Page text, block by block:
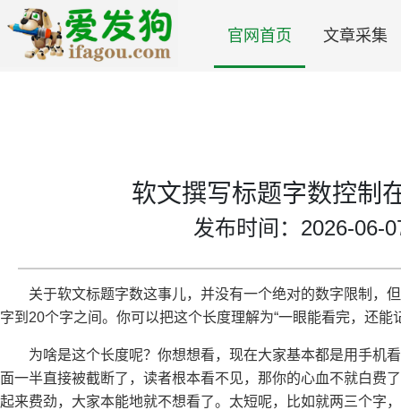
官网首页 文章采集
软文撰写标题字数控制
发布时间：2026-06-
关于软文标题字数这事儿，并没有一个绝对的数字限制，
字到20个字之间。你可以把这个长度理解为“一眼能看完，还能
为啥是这个长度呢？你想想看，现在大家基本都是用手机
面一半直接被截断了，读者根本看不见，那你的心血不就白费
起来费劲，大家本能地就不想看了。太短呢，比如就两三个字